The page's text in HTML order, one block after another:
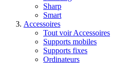
Sharp
Smart
Accessoires
Tout voir Accessoires
Supports mobiles
Supports fixes
Ordinateurs